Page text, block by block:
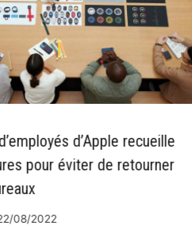
d’Apple recueille
pour éviter de retourner
08/2022